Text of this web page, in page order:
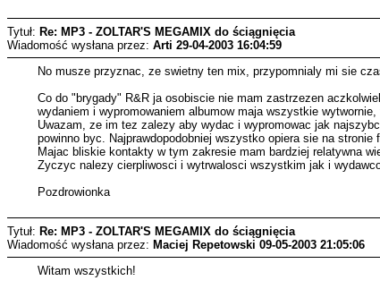
Tytuł: Re: MP3 - ZOLTAR'S MEGAMIX do ściągnięcia
Wiadomość wysłana przez: Arti 29-04-2003 16:04:59
No musze przyznac, ze swietny ten mix, przypomnialy mi sie
Co do "brygady" R&R ja osobiscie nie mam zastrzezen
wydaniem i wypromowaniem albumow maja wszystkie
Uwazam, ze im tez zalezy aby wydac i wypromowac jak
powinno byc. Najprawdopodobniej wszystko opiera sie na
Majac bliskie kontakty w tym zakresie mam bardziej relatywna
Zyczyc nalezy cierpliwosci i wytrwalosci wszystkim jak i
Pozdrowionka
Tytuł: Re: MP3 - ZOLTAR'S MEGAMIX do ściągnięcia
Wiadomość wysłana przez: Maciej Repetowski 09-05-2003 21:05:06
Witam wszystkich!